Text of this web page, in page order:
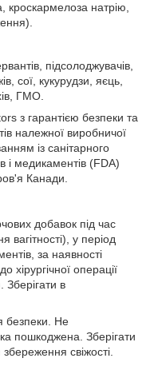
кроскармелоза натрію,
підсолоджувачів,
сої, кукурудзи, яєць,
ГМО.
з гарантією безпеки та
належної виробничої
із санітарного
і медикаментів (FDA)
Канади.
добавок під час
вагітності), у період
за наявності
хірургічної операції
Зберігати в
безпеки. Не
пошкоджена. Зберігати
свіжості.